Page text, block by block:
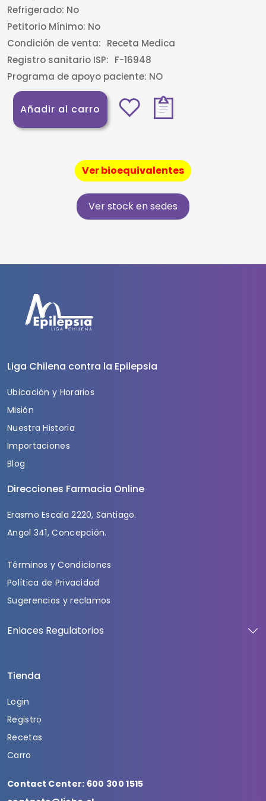
Refrigerado: No
Petitorio Mínimo: No
Condición de venta: Receta Medica
Registro sanitario ISP: F-16948
Programa de apoyo paciente: NO
Añadir al carro
Ver bioequivalentes
Ver stock en sedes
Liga Chilena contra la Epilepsia
Ubicación y Horarios
Misión
Nuestra Historia
Importaciones
Blog
Direcciones Farmacia Online
Erasmo Escala 2220, Santiago.
Angol 341, Concepción.
Términos y Condiciones
Política de Privacidad
Sugerencias y reclamos
Enlaces Regulatorios
Tienda
Login
Registro
Recetas
Carro
Contact Center: 600 300 1515